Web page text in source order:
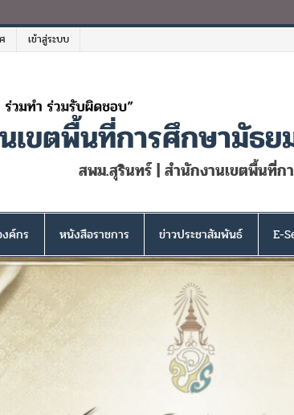
เข้าสู่ระบบ
เขตพื้นที่การศึกษามัธ
สพม.สุรินทร์ | สำนักงานเขตพื้นที่
ค์กร หนังสือราชการ ข่าวประชาสัมพันธ์ E-